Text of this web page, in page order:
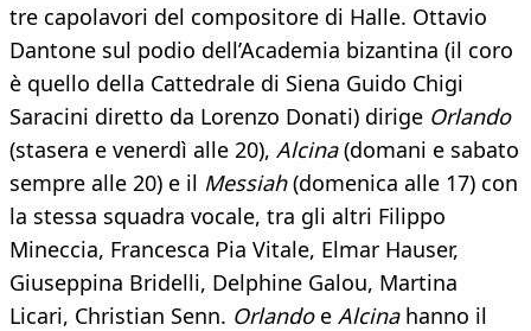
tre capolavori del compositore di Halle. Ottavio
Dantone sul podio dell’Academia bizantina (il coro
è quello della Cattedrale di Siena Guido Chigi
Saracini diretto da Lorenzo Donati) dirige Orlando
(stasera e venerdì alle 20), Alcina(domani e sabato
sempre alle 20) e il Messiah(domenica alle 17) con
la stessa squadra vocale, tra gli altri Filippo
Mineccia, Francesca Pia Vitale, Elmar Hauser,
Giuseppina Bridelli, Delphine Galou, Martina
Licari, Christian Senn. Orlandoe Alcinahanno il